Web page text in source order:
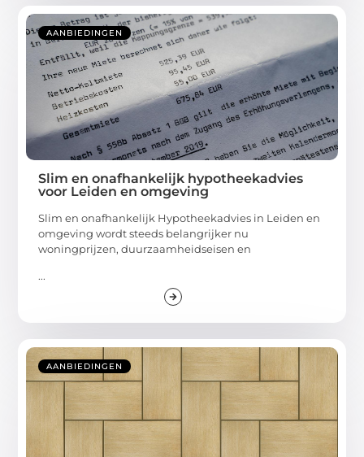
AANBIEDINGEN
Slim en onafhankelijk hypotheekadvies
voor Leiden en omgeving
Slim en onafhankelijk Hypotheekadvies in Leiden en
omgeving wordt steeds belangrijker nu
woningprijzen, duurzaamheidseisen en
...
AANBIEDINGEN